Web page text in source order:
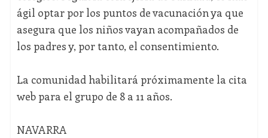
ágil optar por los puntos de vacunación ya que
asegura que los niños vayan acompañados de
los padres y, por tanto, el consentimiento.
La comunidad habilitará próximamente la cita
web para el grupo de 8 a 11 años.
NAVARRA